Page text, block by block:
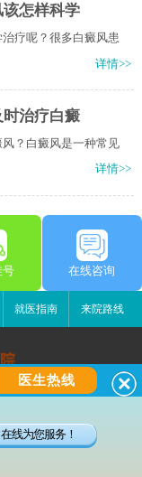
怎样科学
疗呢？很多白癜风患
详情>>
治疗白癜
？白癜风是一种常见
详情>>
号 在线咨询
就医指南 来院路线
医生热线
线为您服务！